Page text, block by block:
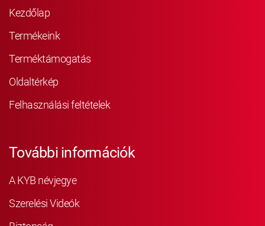
Kezdőlap
Termékeink
Terméktámogatás
Oldaltérkép
Felhasználási feltételek
További információk
A KYB névjegye
Szerelési Videók